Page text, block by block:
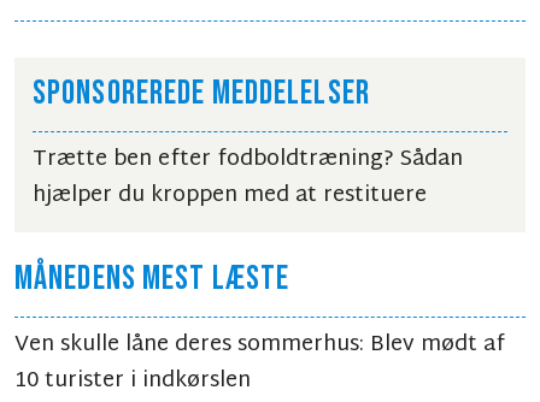
SPONSOREREDE MEDDELELSER
Trætte ben efter fodboldtræning? Sådan
hjælper du kroppen med at restituere
MÅNEDENS MEST LÆSTE
Ven skulle låne deres sommerhus: Blev mødt af
10 turister i indkørslen